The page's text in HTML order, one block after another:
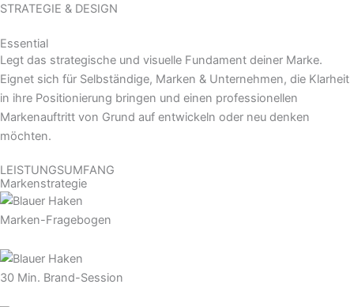
STRATEGIE & DESIGN
Essential
Legt das strategische und visuelle Fundament deiner Marke.
Eignet sich für Selbständige, Marken & Unternehmen, die Klarheit
in ihre Positionierung bringen und einen professionellen
Markenauftritt von Grund auf entwickeln oder neu denken
möchten.
LEISTUNGSUMFANG
Markenstrategie
Marken-Fragebogen
30 Min. Brand-Session